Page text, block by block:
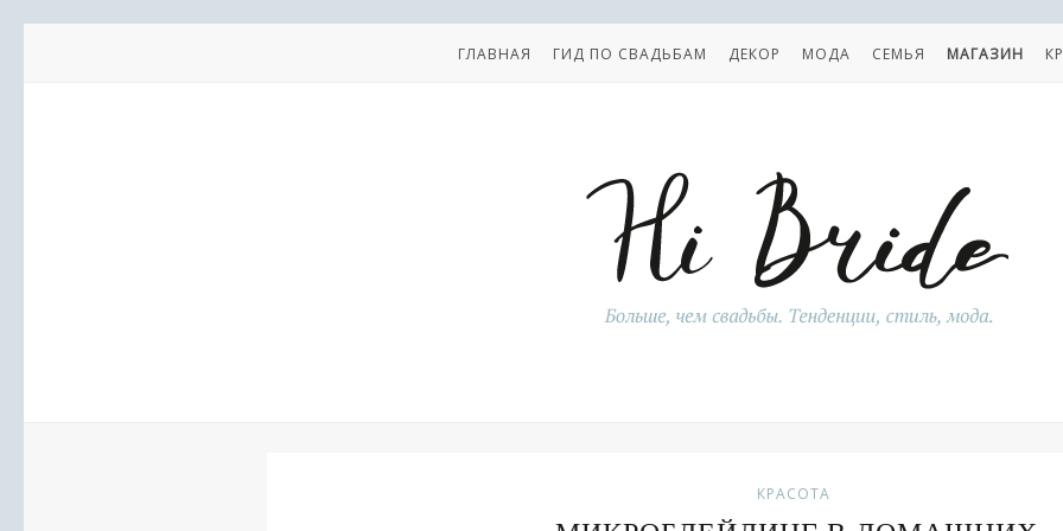
ГЛАВНАЯ ГИД ПО СВАДЬБАМ ДЕКОР МОДА СЕМЬЯ МАГАЗИН
КРАСОТА